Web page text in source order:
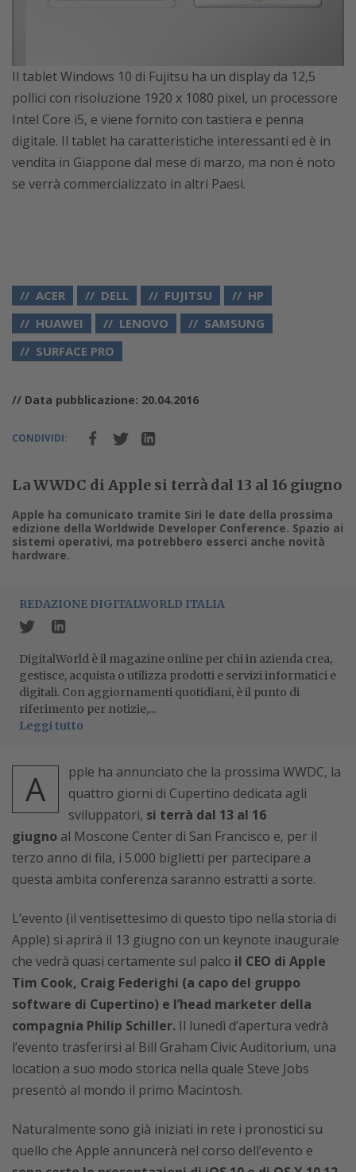
Il tablet Windows 10 di Fujitsu ha un display da 12,5
pollici con risoluzione 1920 x 1080 pixel, un processore
Intel Core i5, e viene fornito con tastiera e penna
digitale. Il tablet ha caratteristiche interessanti ed è in
vendita in Giappone dal mese di marzo, ma non è noto
se verrà commercializzato in altri Paesi.
ACER DELL FUJITSU
HP
HUAWEI
LENOVO
SAMSUNG
SURFACE PRO
// Data pubblicazione: 20.04.2016
CONDIVIDI:
La WWDC di Apple si terrà dal 13 al 16 giugno
Apple ha comunicato tramite Siri le date della prossima
edizione della Worldwide Developer Conference. Spazio ai
sistemi operativi, ma potrebbero esserci anche novità
hardware.
REDAZIONE DIGITALWORLD ITALIA
DigitalWorld è il magazine online per chi in azienda crea,
gestisce, acquista o utilizza prodotti e servizi informatici e
digitali. Con aggiornamenti quotidiani, è il punto di
riferimento per notizie,...
Leggi tutto
A
pple ha annunciato che la prossima WWDC, la
quattro giorni di Cupertino dedicata agli
sviluppatori, si terrà dal 13 al 16
giugno al Moscone Center di San Francisco e, per il
terzo anno di fila, i 5.000 biglietti per partecipare a
questa ambita conferenza saranno estratti a sorte.
L’evento (il ventisettesimo di questo tipo nella storia di
Apple) si aprirà il 13 giugno con un keynote inaugurale
che vedrà quasi certamente sul palco il CEO di Apple
Tim Cook, Craig Federighi (a capo del gruppo
software di Cupertino) e l’head marketer della
compagnia Philip Schiller. Il lunedì d’apertura vedrà
l’evento trasferirsi al Bill Graham Civic Auditorium, una
location a suo modo storica nella quale Steve Jobs
presentò al mondo il primo Macintosh.
Naturalmente sono già iniziati in rete i pronostici su
quello che Apple annuncerà nel corso dell’evento e